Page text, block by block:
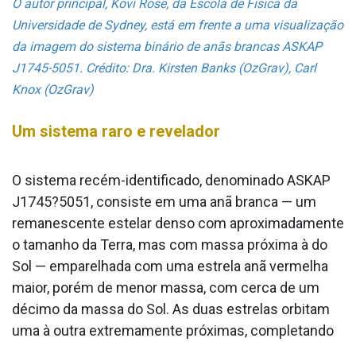
O autor principal, Kovi Rose, da Escola de Física da
Universidade de Sydney, está em frente a uma visualização
da imagem do sistema binário de anãs brancas ASKAP
J1745-5051. Crédito: Dra. Kirsten Banks (OzGrav), Carl
Knox (OzGrav)
Um sistema raro e revelador
O sistema recém-identificado, denominado ASKAP
J1745?5051, consiste em uma anã branca — um
remanescente estelar denso com aproximadamente
o tamanho da Terra, mas com massa próxima à do
Sol — emparelhada com uma estrela anã vermelha
maior, porém de menor massa, com cerca de um
décimo da massa do Sol. As duas estrelas orbitam
uma à outra extremamente próximas, completando